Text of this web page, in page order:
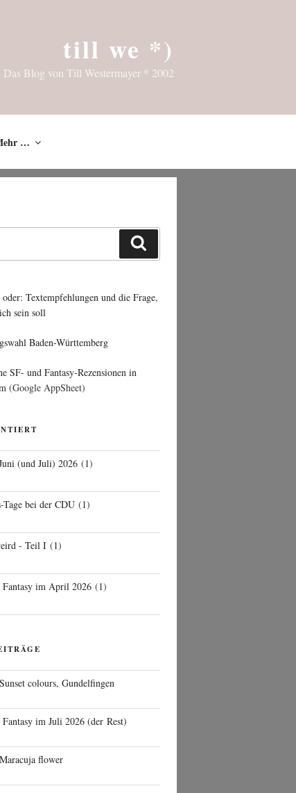
till we *)
Das Blog von Till Westermayer * 2002
…
Textempfehlungen und die Frage,
sein soll
Baden-Württemberg
SF- und Fantasy-Rezensionen in
(Google AppSheet)
(und Juli) 2026 (1)
Tage bei der CDU (1)
- Teil I (1)
Fantasy im April 2026 (1)
colours, Gundelfingen
im Juli 2026 (der Rest)
flower